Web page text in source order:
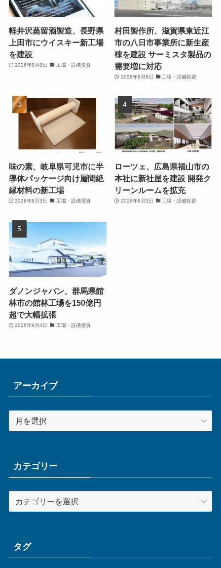
軽井沢蒸留酒製造、長野県
上田市にウイスキー新工場
を建設
2026年8月8日 工場・設備投資
村田製作所、滋賀県東近江
市の八日市事業所に新生産
棟を建設 サーミスタ製品の
需要増に対応
2026年8月8日 工場・設備投資
味の素、岐阜県可児市に半
導体パッケージ向け層間絶
縁材料の新工場
2026年8月3日 工場・設備投資
ローツェ、広島県福山市の
本社に新社屋を建設 開発ク
リーンルームを拡充
2026年8月3日 工場・設備投資
ダノンジャパン、群馬県館
林市の館林工場を150億円
超で大幅拡張
2026年8月4日 工場・設備投資
アーカイブ
ー
ブカテゴリー
テ
ータグ